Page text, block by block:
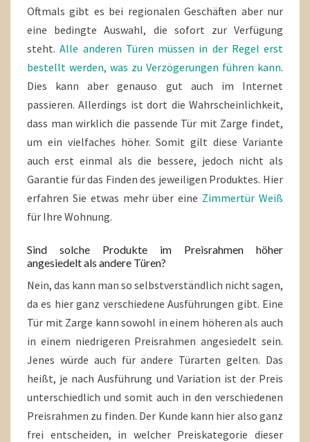
Oftmals gibt es bei regionalen Geschäften aber nur
eine bedingte Auswahl, die sofort zur Verfügung
steht.Alle anderen Türen müssen in der Regel erst
bestellt werden, was zu Verzögerungen führen kann.
Dies kann aber genauso gut auch im Internet
passieren. Allerdings ist dort die Wahrscheinlichkeit,
dass man wirklich die passende Tür mit Zarge findet,
um ein vielfaches höher. Somit gilt diese Variante
auch erst einmal als die bessere, jedoch nicht als
Garantie für das Finden des jeweiligen Produktes. Hier
erfahren Sie etwas mehr über eine Zimmertür Weiß
für Ihre Wohnung.
Sind solche Produkte im Preisrahmen höher
angesiedelt als andere Türen?
Nein, das kann man so selbstverständlich nicht sagen,
da es hier ganz verschiedene Ausführungen gibt. Eine
Tür mit Zarge kann sowohl in einem höheren als auch
in einem niedrigeren Preisrahmen angesiedelt sein.
Jenes würde auch für andere Türarten gelten. Das
heißt, je nach Ausführung und Variation ist der Preis
unterschiedlich und somit auch in den verschiedenen
Preisrahmen zu finden. Der Kunde kann hier also ganz
frei entscheiden, in welcher Preiskategorie dieser